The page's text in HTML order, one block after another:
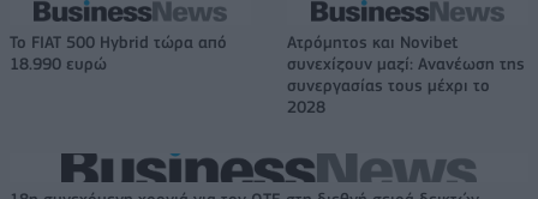
Το FIAT 500 Hybrid τώρα από
18.990 ευρώ
Ατρόμητος και Novibet
συνεχίζουν μαζί: Ανανέωση της
συνεργασίας τους μέχρι το
2028